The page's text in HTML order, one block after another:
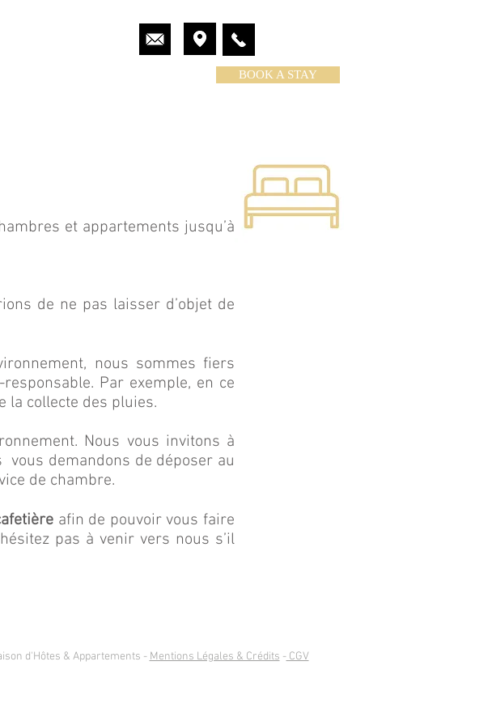
BOOK A STAY
et appartements jusqu’à
de ne pas laisser d’objet de
nous sommes fiers
Par exemple, en ce
la collecte des pluies.
Nous vous invitons à
demandons de déposer au
de chambre.
afin de pouvoir vous faire
pas à venir vers nous s’il
d'Hôtes & Appartements - Mentions Légales & Crédits -CGV